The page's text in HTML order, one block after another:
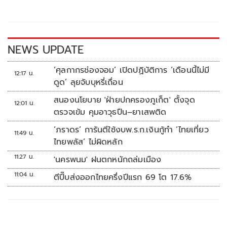
k k
NEWS UPDATE
12:17 น.
‘ศุลกากรช่องจอม’ เปิดปฏิบัติการ ‘เดือนนี้ไม่มี
ดูด’ ลุยจับบุหรี่เถื่อน
12:01 น.
สนองนโยบาย 'ฝ่ายปกครองภูเก็ต' ตั้งจุด
ตรวจเข้ม คุมอาวุธปืน–ยาเสพติด
11:49 น.
‘ภราดร’ การันตีใช้งบพ.ร.ก.เงินกู้ทำ ‘ไทยเที่ยว
ไทยพลัส’ ไม่ผิดหลัก
11:27 น. 'นครพนม' ฝนตกหนักถล่มเมือง
11:04 น. ตีปี๊บส่งออกไทยครึ่งปีแรก 69 โต 17.6%